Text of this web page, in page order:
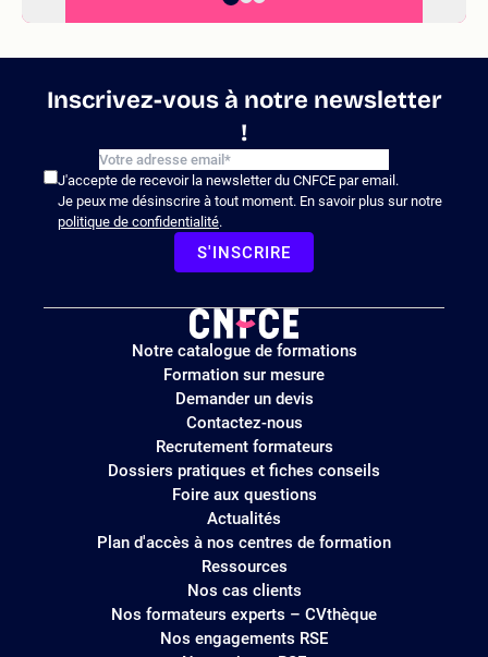
Inscrivez-vous à notre newsletter
!
J'accepte de recevoir la newsletter du CNFCE par email.
Je peux me désinscrire à tout moment. En savoir plus sur notre
politique de confidentialité.
S'INSCRIRE
Logo
site
Notre catalogue de formations
Formation sur mesure
Demander un devis
Contactez-nous
Recrutement formateurs
Dossiers pratiques et fiches conseils
Foire aux questions
Actualités
Plan d'accès à nos centres de formation
Ressources
Nos cas clients
Nos formateurs experts – CVthèque
Nos engagements RSE